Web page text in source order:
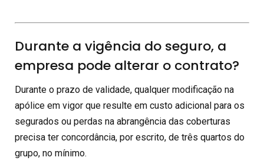
Durante a vigência do seguro, a
empresa pode alterar o contrato?
Durante o prazo de validade, qualquer modificação na
apólice em vigor que resulte em custo adicional para os
segurados ou perdas na abrangência das coberturas
precisa ter concordância, por escrito, de três quartos do
grupo, no mínimo.